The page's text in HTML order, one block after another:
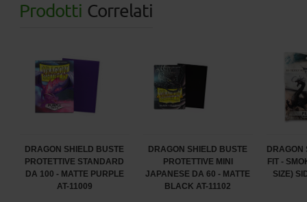
Prodotti Correlati
DRAGON SHIELD BUSTE
PROTETTIVE STANDARD
DA 100 - MATTE PURPLE
AT-11009
DRAGON SHIELD BUSTE
PROTETTIVE MINI
JAPANESE DA 60 - MATTE
BLACK AT-11102
DRAGON
FIT -
SIZE)